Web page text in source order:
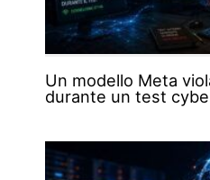
Un modello Meta
durante un test